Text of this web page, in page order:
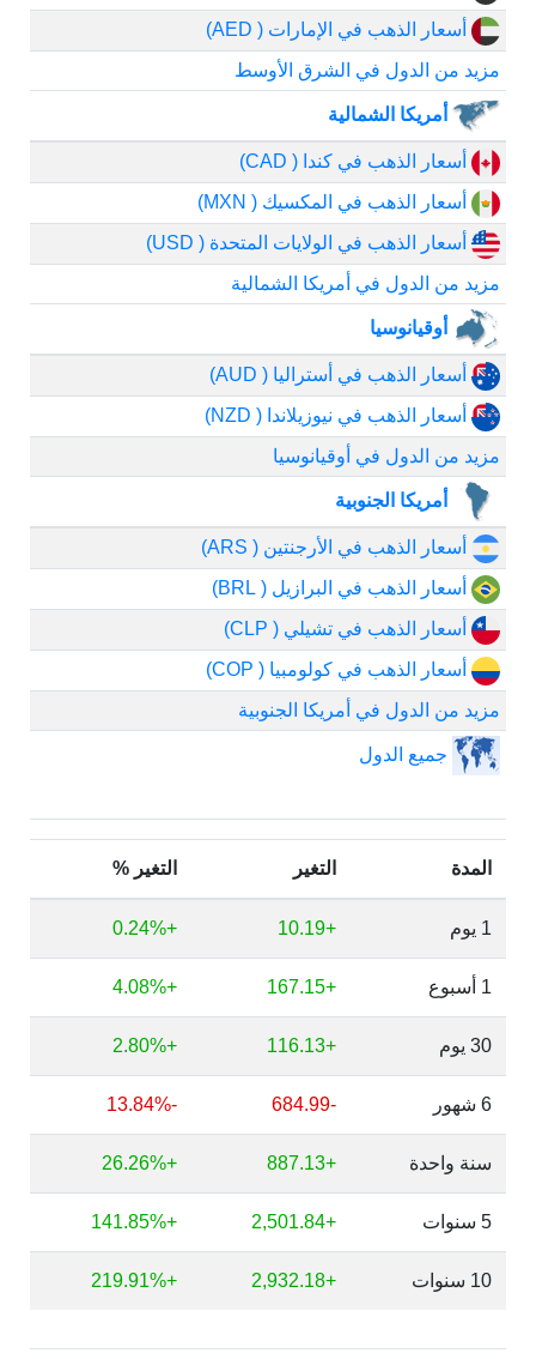
أسعار الذهب في الإمارات ( AED)
مزيد من الدول في الشرق الأوسط
أمريكا الشمالية
أسعار الذهب في كندا ( CAD)
أسعار الذهب في المكسيك ( MXN)
أسعار الذهب في الولايات المتحدة ( USD)
مزيد من الدول في أمريكا الشمالية
أوقيانوسيا
أسعار الذهب في أستراليا ( AUD)
أسعار الذهب في نيوزيلاندا ( NZD)
مزيد من الدول في أوقيانوسيا
أمريكا الجنوبية
أسعار الذهب في الأرجنتين ( ARS)
أسعار الذهب في البرازيل ( BRL)
أسعار الذهب في تشيلي ( CLP)
أسعار الذهب في كولومبيا ( COP)
مزيد من الدول في أمريكا الجنوبية
جميع الدول
المدة التغير التغير %
1 يوم +10.19
+0.24%
1 أسبوع +167.15
+4.08%
30 يوم +116.13
+2.80%
6 شهور -684.99
-13.84%
سنة واحدة +887.13
+26.26%
5 سنوات +2,501.84
+141.85%
10 سنوات +2,932.18
+219.91%